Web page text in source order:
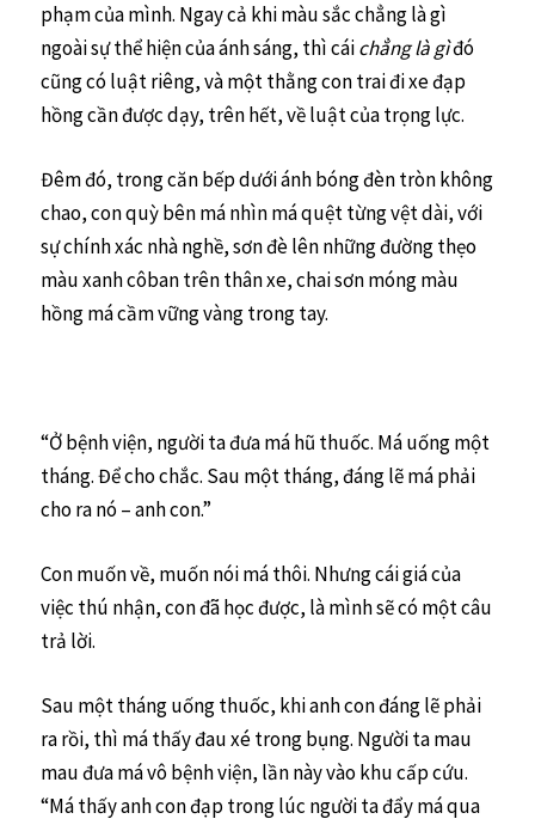
phạm của mình. Ngay cả khi màu sắc chẳng là gì
ngoài sự thể hiện của ánh sáng, thì cáichẳng là gìđó
cũng có luật riêng, và một thằng con trai đi xe đạp
hồng cần được dạy, trên hết, về luật của trọng lực.
Đêm đó, trong căn bếp dưới ánh bóng đèn tròn không
chao, con quỳ bên má nhìn má quệt từng vệt dài, với
sự chính xác nhà nghề, sơn đè lên những đường thẹo
màu xanh côban trên thân xe, chai sơn móng màu
hồng má cầm vững vàng trong tay.
“Ở bệnh viện, người ta đưa má hũ thuốc. Má uống một
tháng. Để cho chắc. Sau một tháng, đáng lẽ má phải
cho ra nó – anh con.”
Con muốn về, muốn nói má thôi. Nhưng cái giá của
việc thú nhận, con đã học được, là mình sẽ có một câu
trả lời.
Sau một tháng uống thuốc, khi anh con đáng lẽ phải
ra rồi, thì má thấy đau xé trong bụng. Người ta mau
mau đưa má vô bệnh viện, lần này vào khu cấp cứu.
“Má thấy anh con đạp trong lúc người ta đẩy má qua